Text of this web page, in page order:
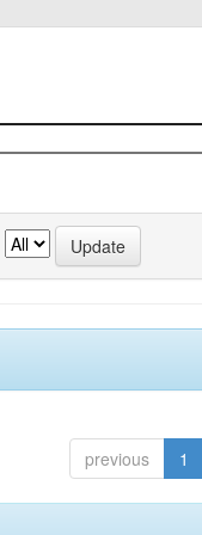
previous 1